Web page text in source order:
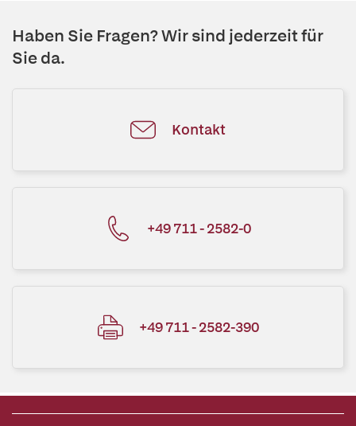
Haben Sie Fragen? Wir sind jederzeit für
Sie da.
Kontakt
+49 711 - 2582-0
+49 711 - 2582-390